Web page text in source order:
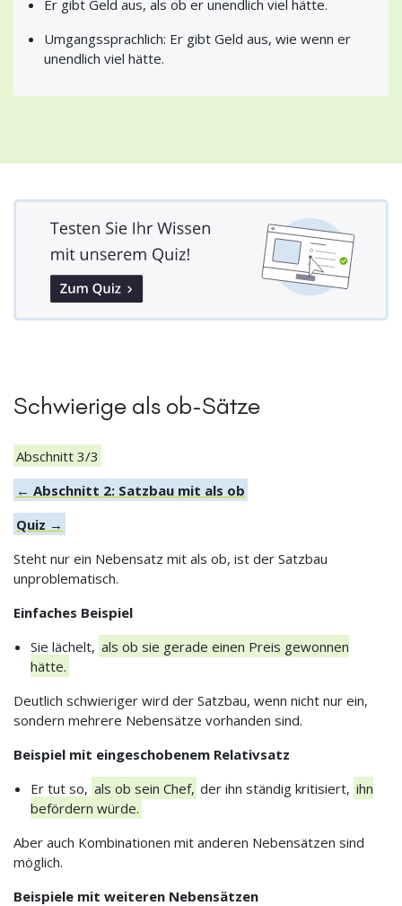
Er gibt Geld aus, als ob er unendlich viel hätte.
Umgangssprachlich: Er gibt Geld aus, wie wenn er
unendlich viel hätte.
Schwierige als ob-Sätze
Abschnitt 3/3
← Abschnitt 2: Satzbau mit als ob
Quiz →
Steht nur ein Nebensatz mit als ob, ist der Satzbau
unproblematisch.
Einfaches Beispiel
Sie lächelt, als ob sie gerade einen Preis gewonnen
hätte.
Deutlich schwieriger wird der Satzbau, wenn nicht nur ein,
sondern mehrere Nebensätze vorhanden sind.
Beispiel mit eingeschobenem Relativsatz
Er tut so, als ob sein Chef, der ihn ständig kritisiert, ihn
befördern würde.
Aber auch Kombinationen mit anderen Nebensätzen sind
möglich.
Beispiele mit weiteren Nebensätzen